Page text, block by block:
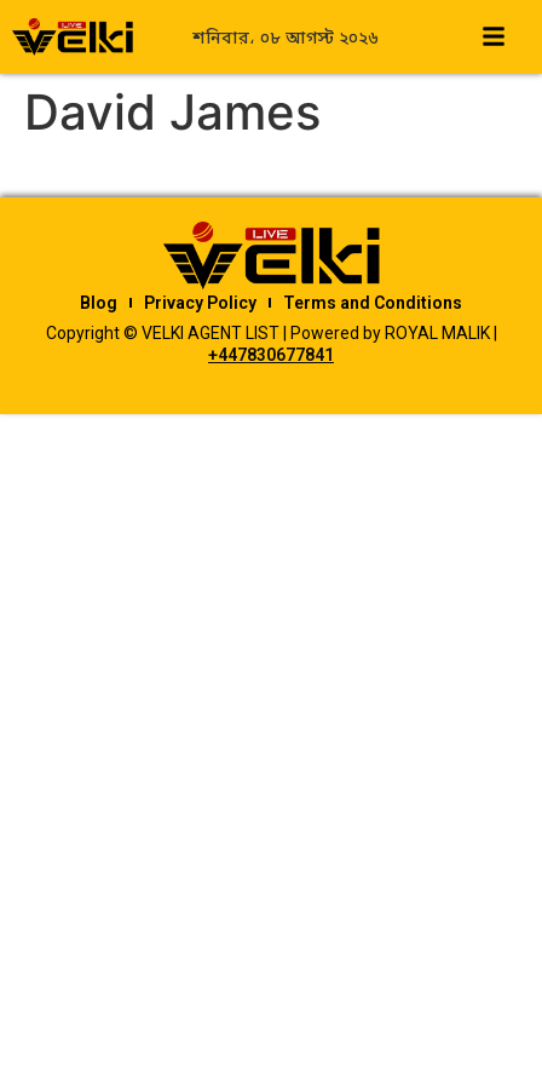
শনিবার، ০৮ আগস্ট ২০২৬
David James
Blog Privacy Policy
Terms and Conditions
Copyright © VELKI AGENT LIST | Powered by ROYAL MALIK |
+447830677841